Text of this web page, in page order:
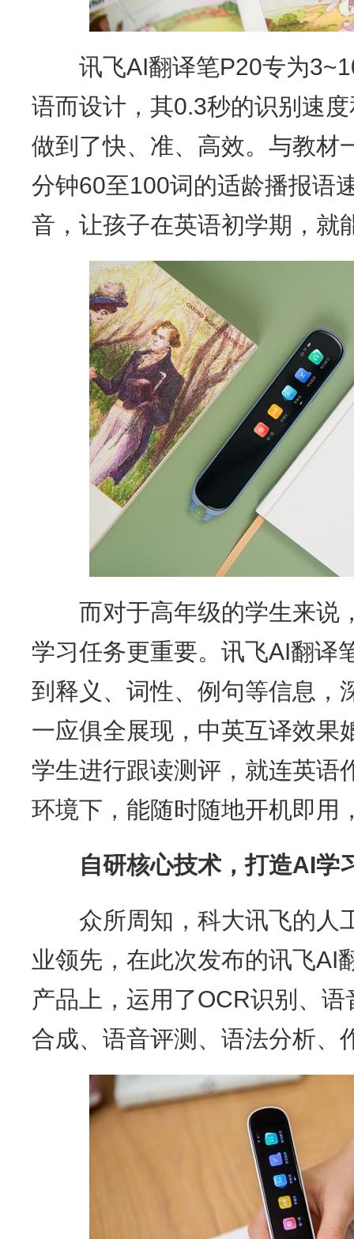
讯飞AI翻译笔P20专为
语而设计，其0.3秒的识别速
做到了快、准、高效。与教材
分钟60至100词的适龄播报语
音，让孩子在英语初学期，就
而对于高年级的学生来说
学习任务更重要。讯飞AI翻译
到释义、词性、例句等信息，
一应俱全展现，中英互译效果
学生进行跟读测评，就连英语
环境下，能随时随地开机即用
自研核心技术，打造AI学
众所周知，科大讯飞的人
业领先，在此次发布的讯飞AI
产品上，运用了OCR识别、
合成、语音评测、语法分析、